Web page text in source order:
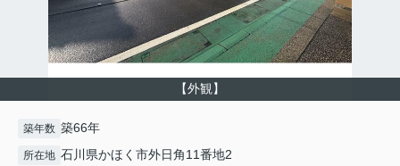
【外観】
築年数 築66年
所在地 石川県かほく市外日角11番地2